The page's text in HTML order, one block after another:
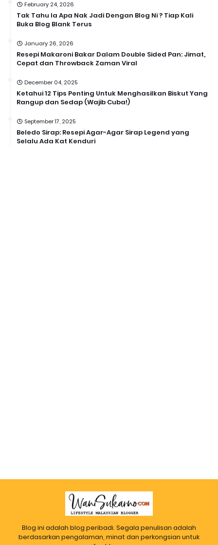
February 24, 2026
Tak Tahu la Apa Nak Jadi Dengan Blog Ni ? Tiap Kali
Buka Blog Blank Terus
January 26, 2026
Resepi Makaroni Bakar Dalam Double Sided Pan: Jimat,
Cepat dan Throwback Zaman Viral
December 04, 2025
Ketahui 12 Tips Penting Untuk Menghasilkan Biskut Yang
Rangup dan Sedap (Wajib Cuba!)
September 17, 2025
Beledo Sirap: Resepi Agar-Agar Sirap Legend yang
Selalu Ada Kat Kenduri
Blog ini adalah blog peribadi. Segala penulisan adalah
berdasarkan pengalaman, minat dan perkongsian untuk